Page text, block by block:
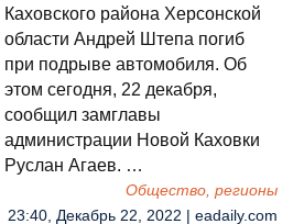
Каховского района Херсонской
области Андрей Штепа погиб
при подрыве автомобиля. Об
этом сегодня, 22 декабря,
сообщил замглавы
администрации Новой Каховки
Руслан Агаев. …
Общество, регионы
23:40, Декабрь 22, 2022 | eadaily.com